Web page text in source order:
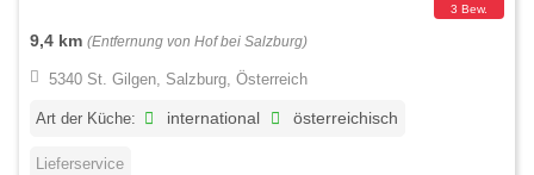
3 Bew.
9,4 km (Entfernung von Hof bei Salzburg)
5340 St. Gilgen, Salzburg, Österreich
Art der Küche: international österreichisch
Lieferservice